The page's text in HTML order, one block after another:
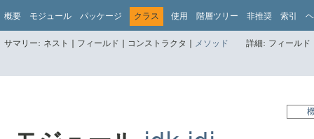
概要 モジュール パッケージ クラス 使用 階層ツリー 非推奨 索引
サマリー: ネスト | フィールド | コンストラクタ | メソッド 詳細: フィール